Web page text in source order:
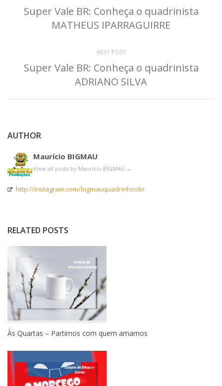
Super Vale BR: Conheça o quadrinista
MATHEUS IPARRAGUIRRE
NEXT POST
Super Vale BR: Conheça o quadrinista
ADRIANO SILVA
AUTHOR
Maurício BIGMAU
View all posts by Maurício BIGMAU →
http://instagram.com/bigmauquadrinhosbr
RELATED POSTS
Às Quartas – Partimos com quem amamos